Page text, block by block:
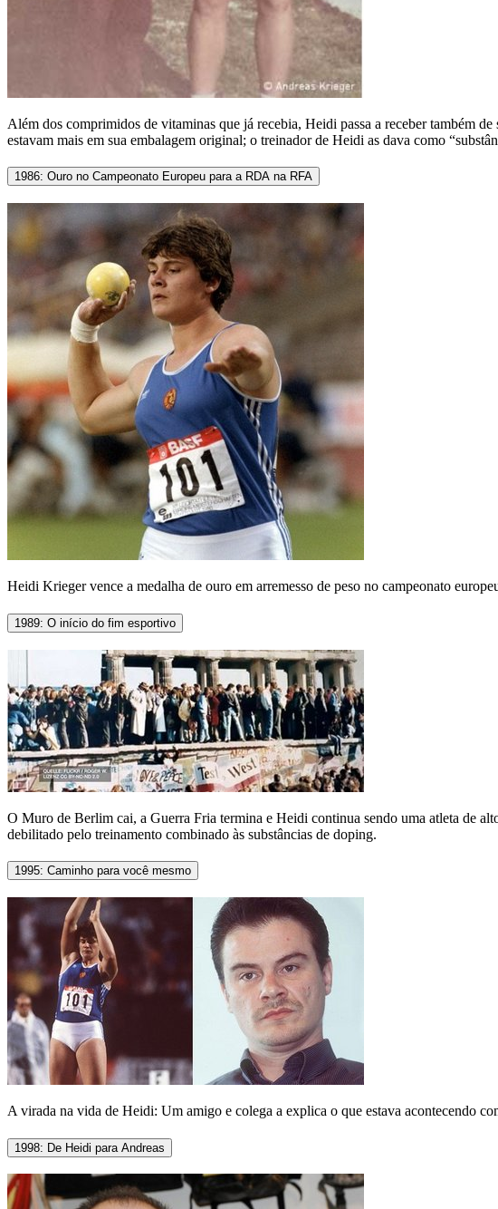
Além dos comprimidos de vitaminas que já recebia, Heidi passa a receber também
estavam mais em sua embalagem original; o treinador de Heidi as dava como
1986: Ouro no Campeonato Europeu para a RDA na RFA
Heidi Krieger vence a medalha de ouro em arremesso de peso no campeonato
1989: O início do fim esportivo
O Muro de Berlim cai, a Guerra Fria termina e Heidi continua sendo uma atleta de
debilitado pelo treinamento combinado às substâncias de doping.
1995: Caminho para você mesmo
A virada na vida de Heidi: Um amigo e colega a explica o que estava acontecendo
1998: De Heidi para Andreas